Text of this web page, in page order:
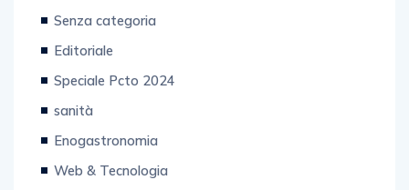
Senza categoria
Editoriale
Speciale Pcto 2024
sanità
Enogastronomia
Web & Tecnologia